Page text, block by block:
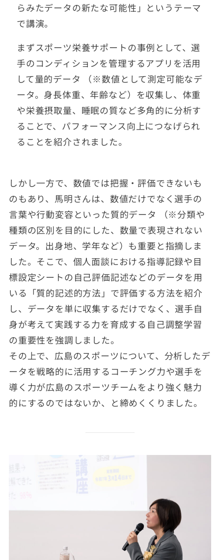
らみたデータの新たな可能性」というテーマ
で講演。
まずスポーツ栄養サポートの事例として、選
手のコンディションを管理するアプリを活用
して量的データ （※数値として測定可能なデ
ータ。身長体重、年齢など）を収集し、体重
や栄養摂取量、睡眠の質など多角的に分析す
ることで、パフォーマンス向上につなげられ
ることを紹介されました。
しかし一方で、数値では把握・評価できないも
のもあり、馬明さんは、数値だけでなく選手の
言葉や行動変容といった質的データ （※分類や
種類の区別を目的にした、数量で表現されない
データ。出身地、学年など）も重要と指摘しま
した。そこで、個人面談における指導記録や目
標設定シートの自己評価記述などのデータを用
いる「質的記述的方法」で評価する方法を紹介
し、データを単に収集するだけでなく、選手自
身が考えて実践する力を育成する自己調整学習
の重要性を強調しました。
その上で、広島のスポーツについて、分析したデ
ータを戦略的に活用するコーチング力や選手を
導く力が広島のスポーツチームをより強く魅力
的にするのではないか、と締めくくりました。